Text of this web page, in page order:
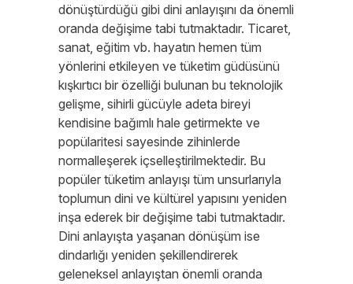
dönüştürdüğü gibi dini anlayışını da önemli
oranda değişime tabi tutmaktadır. Ticaret,
sanat, eğitim vb. hayatın hemen tüm
yönlerini etkileyen ve tüketim güdüsünü
kışkırtıcı bir özelliği bulunan bu teknolojik
gelişme, sihirli gücüyle adeta bireyi
kendisine bağımlı hale getirmekte ve
popülaritesi sayesinde zihinlerde
normalleşerek içselleştirilmektedir. Bu
popüler tüketim anlayışı tüm unsurlarıyla
toplumun dini ve kültürel yapısını yeniden
inşa ederek bir değişime tabi tutmaktadır.
Dini anlayışta yaşanan dönüşüm ise
dindarlığı yeniden şekillendirerek
geleneksel anlayıştan önemli oranda